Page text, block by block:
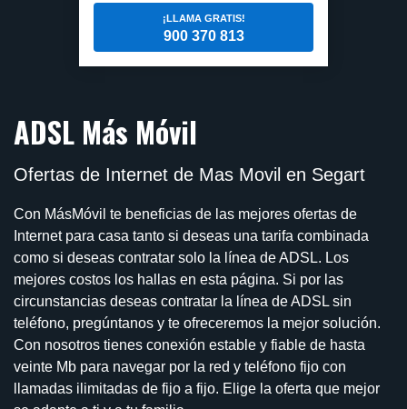
¡LLAMA GRATIS!
900 370 813
ADSL Más Móvil
Ofertas de Internet de Mas Movil en Segart
Con MásMóvil te beneficias de las mejores ofertas de
Internet para casa tanto si deseas una tarifa combinada
como si deseas contratar solo la línea de ADSL. Los
mejores costos los hallas en esta página. Si por las
circunstancias deseas contratar la línea de ADSL sin
teléfono, pregúntanos y te ofreceremos la mejor solución.
Con nosotros tienes conexión estable y fiable de hasta
veinte Mb para navegar por la red y teléfono fijo con
llamadas ilimitadas de fijo a fijo. Elige la oferta que mejor